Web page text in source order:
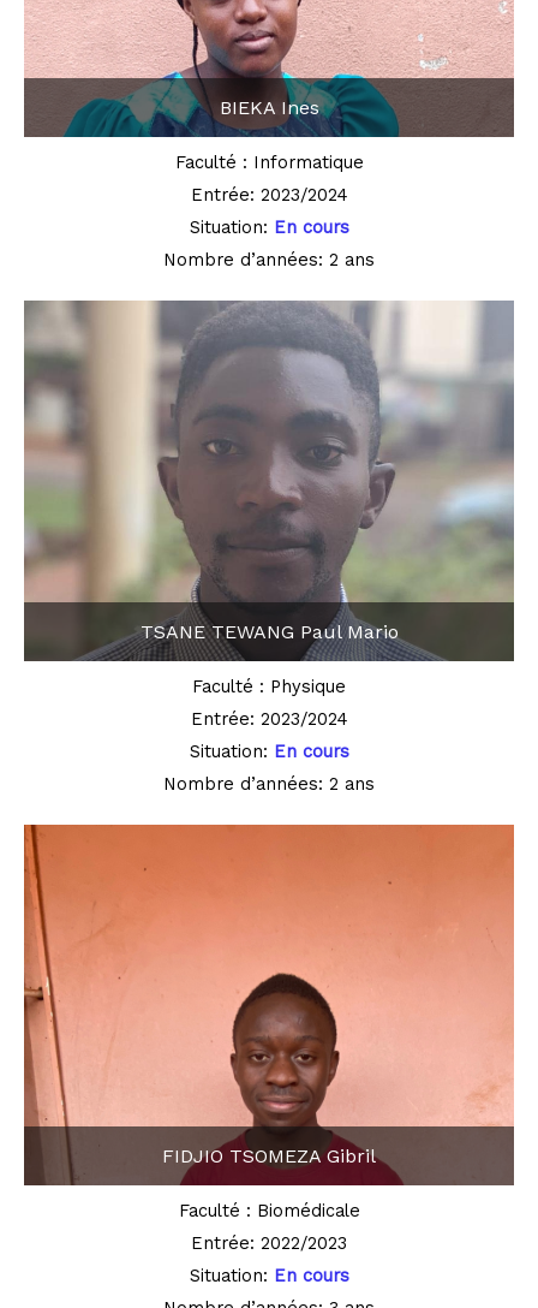
BIEKA Ines
Faculté : Informatique
Entrée: 2023/2024
Situation: En cours
Nombre d’années: 2 ans
TSANE TEWANG Paul Mario
Faculté : Physique
Entrée: 2023/2024
Situation: En cours
Nombre d’années: 2 ans
FIDJIO TSOMEZA Gibril
Faculté : Biomédicale
Entrée: 2022/2023
Situation: En cours